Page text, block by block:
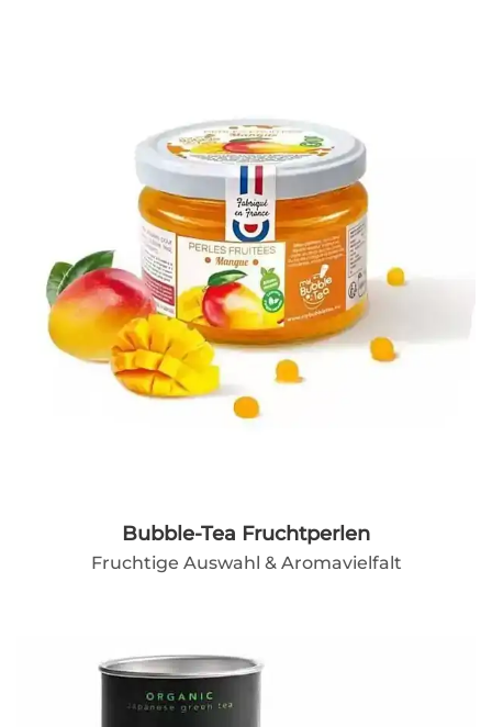
Bubble-Tea Fruchtperlen
Fruchtige Auswahl & Aromavielfalt